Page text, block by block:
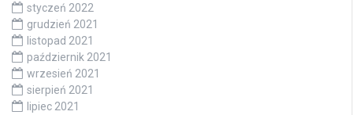
styczeń 2022
grudzień 2021
listopad 2021
październik 2021
wrzesień 2021
sierpień 2021
lipiec 2021